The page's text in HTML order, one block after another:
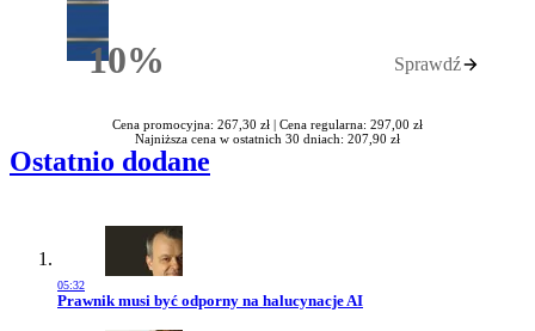
10%Rabatu Sprawdź
Cena promocyjna: 267,30 zł | Cena regularna: 297,00 zł
Najniższa cena w ostatnich 30 dniach: 207,90 zł
Ostatnio dodane
05:32
Przejdź do artykułu:
Prawnik musi być odporny na halucynacje AI